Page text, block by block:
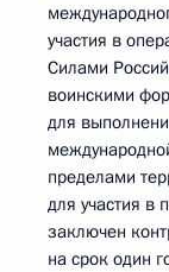
участия в
Силами
воинскими
для
пределами
для участия в
заключен
на срок один